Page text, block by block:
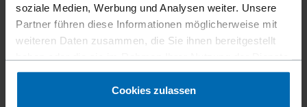
soziale Medien, Werbung und Analysen weiter. Unsere
Partner führen diese Informationen möglicherweise mit
weiteren Daten zusammen, die Sie ihnen bereitgestellt
gesammelt haben.
Cookies zulassen
KORDEL JSS